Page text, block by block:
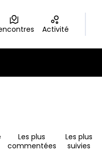
Activité
Les plus
commentées
Les plus
suivies